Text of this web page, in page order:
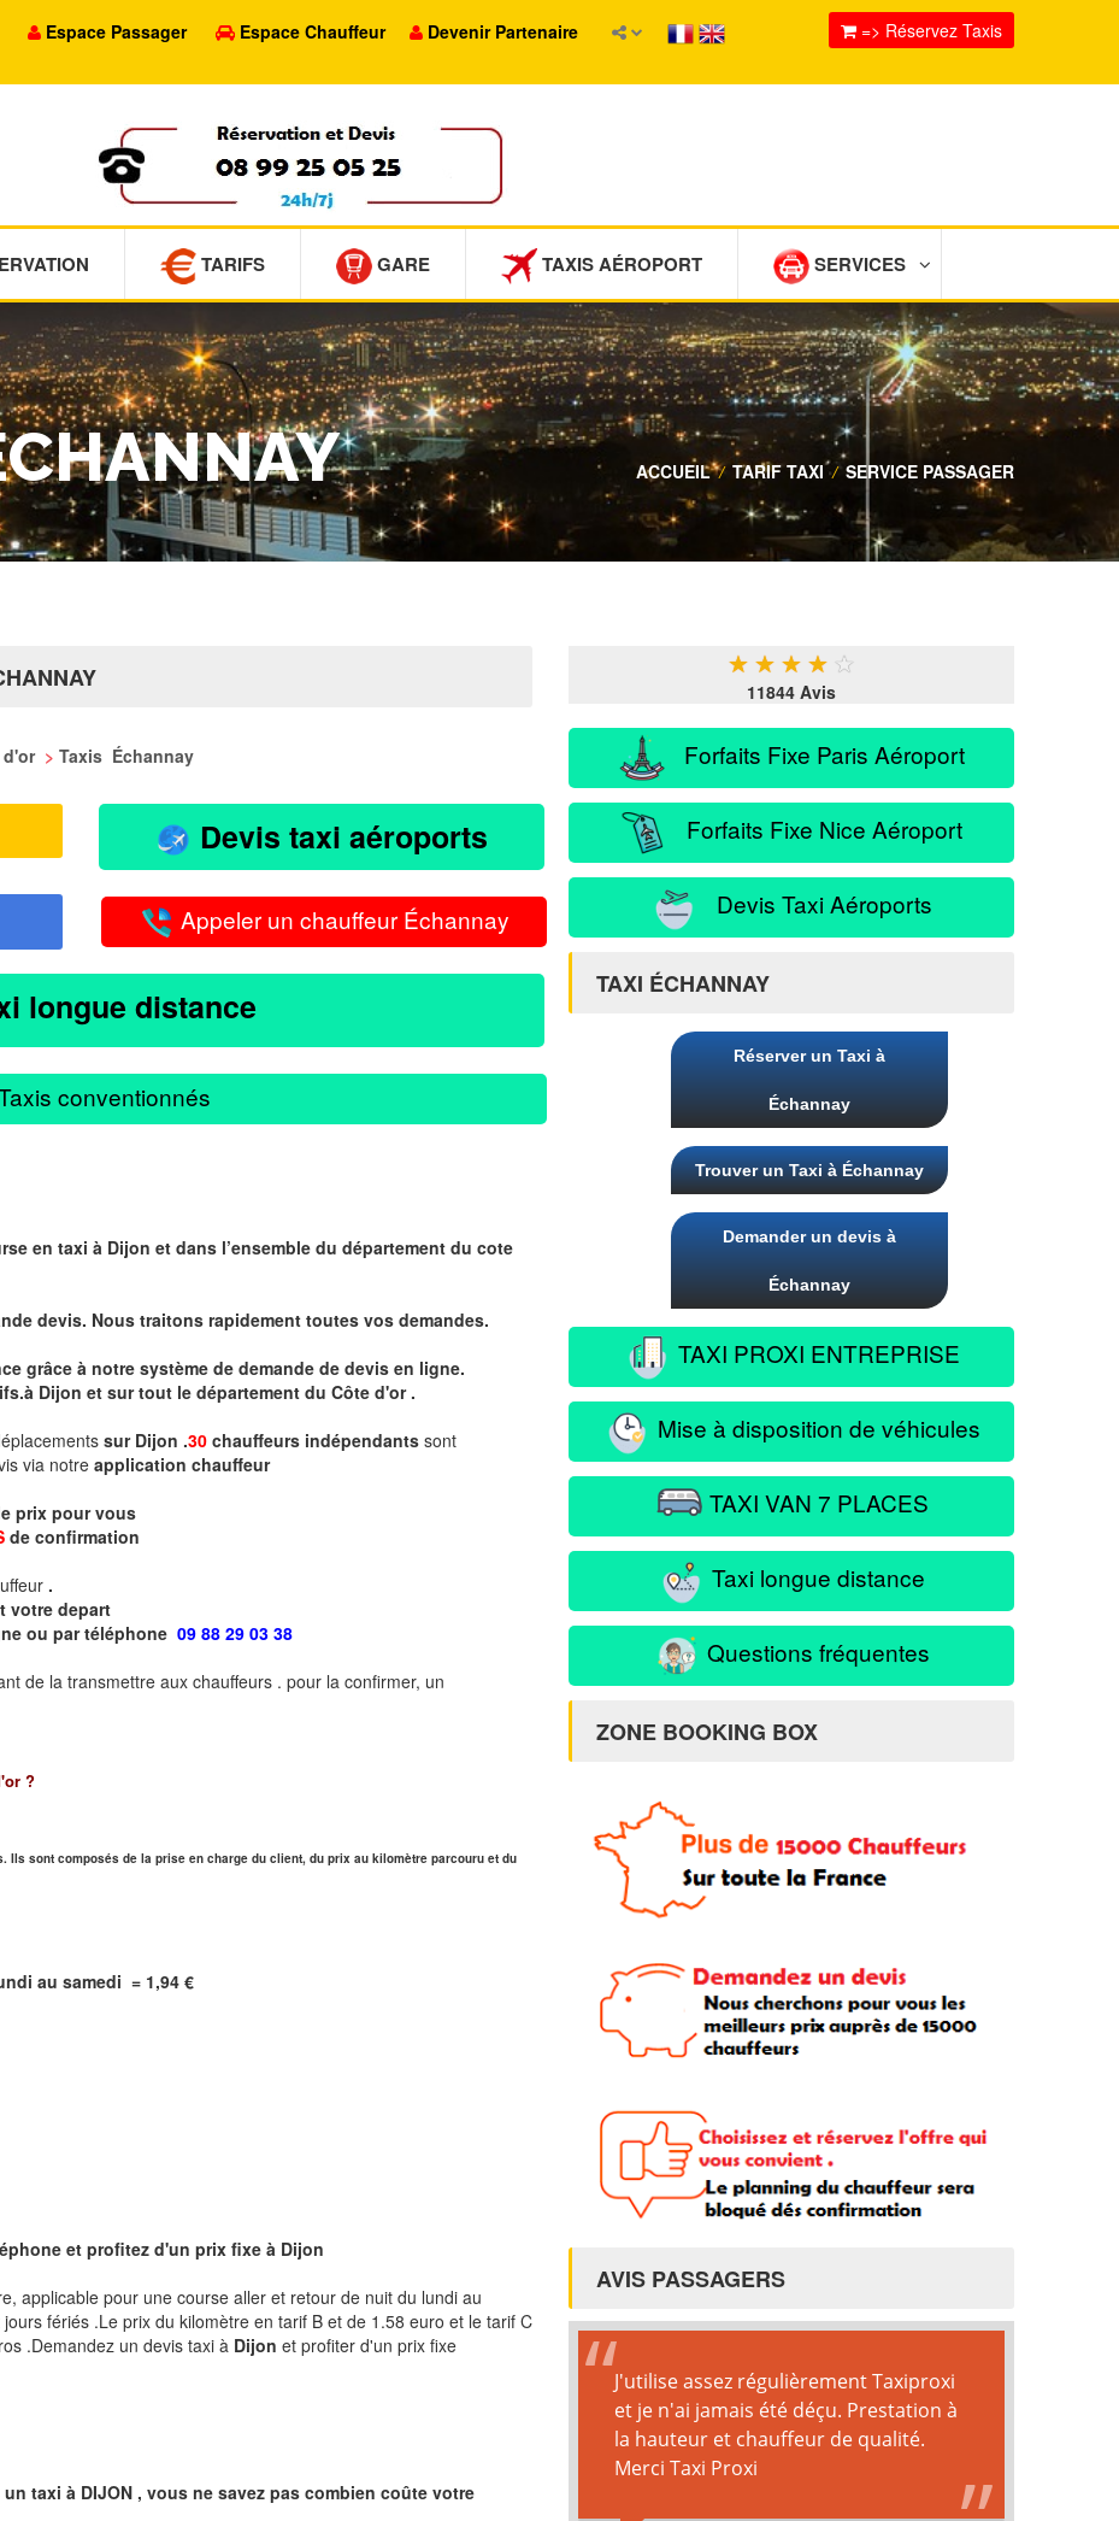
Espace Passager Espace Chauffeur Devenir Partenaire => Réservez Taxis
TARIFS GARE TAXIS AÉROPORT SERVICES
ACCUEIL / TARIF TAXI / SERVICE PASSAGER
d'or > Taxis Échannay
Devis taxi aéroports
Appeler un chauffeur Échannay
longue distance
conventionnés
en taxi à Dijon et dans l’ensemble du département du cote
devis. Nous traitons rapidement toutes vos demandes.
grâce à notre système de demande de devis en ligne.
à Dijon et sur tout le département du Côte d'or .
sur Dijon .30 chauffeurs indépendants sont
via notre application chauffeur
prix pour vous
de confirmation
.
votre depart
ou par téléphone 09 88 29 03 38
de la transmettre aux chauffeurs . pour la confirmer, un
?
Ils sont composés de la prise en charge du client, du prix au kilomètre parcouru et du
au samedi = 1,94 €
et profitez d'un prix fixe à Dijon
applicable pour une course aller et retour de nuit du lundi au
fériés .Le prix du kilomètre en tarif B et de 1.58 euro et le tarif C
.Demandez un devis taxi à Dijon et profiter d'un prix fixe
taxi à DIJON , vous ne savez pas combien coûte votre
★ ★ ★ ★ ★
11844 Avis
Forfaits Fixe Paris Aéroport
Forfaits Fixe Nice Aéroport
Devis Taxi Aéroports
TAXI ÉCHANNAY
Réserver un Taxi à
Échannay
Trouver un Taxi à Échannay
Demander un devis à
Échannay
TAXI PROXI ENTREPRISE
Mise à disposition de véhicules
TAXI VAN 7 PLACES
Taxi longue distance
Questions fréquentes
ZONE BOOKING BOX
AVIS PASSAGERS